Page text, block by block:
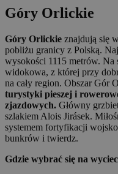
Góry Orlickie
Góry Orlickie znajdują się
pobliżu granicy z Polską.
wysokości 1115 metrów. Na
widokowa, z której przy
na cały region. Obszar Gór
turystyki pieszej i
zjazdowych. Główny
szlakiem Alois Jirásek.
systemem fortyfikacji
bunkrów i twierdz.
Gdzie wybrać się na